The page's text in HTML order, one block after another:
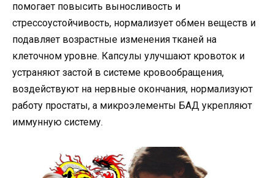
помогает повысить выносливость и
стрессоустойчивость, нормализует обмен веществ и
подавляет возрастные изменения тканей на
клеточном уровне. Капсулы улучшают кровоток и
устраняют застой в системе кровообращения,
воздействуют на нервные окончания, нормализуют
работу простаты, а микроэлементы БАД укрепляют
иммунную систему.